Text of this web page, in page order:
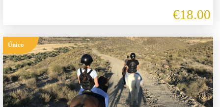
€18.00
Único